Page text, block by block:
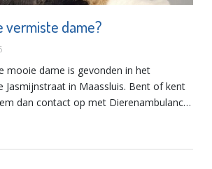
vermiste dame?
mooie dame is gevonden in het
Jasmijnstraat in Maassluis. Bent of kent
dan contact op met Dierenambulance